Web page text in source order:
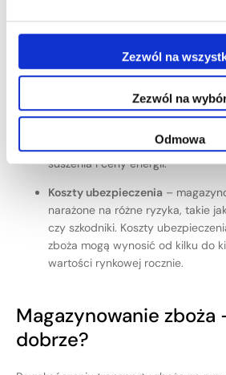
Zezwól na
Zezwól na
Odmowa
Koszty suszenia– w regionach o
konieczne może być suszenie
magazynowaniem, co generuje
do kilkudziesięciu złotych, w
suszenia i ceny energii.
Koszty ubezpieczenia –
narażone na różne ryzyka, takie
czy szkodniki. Koszty
zboża mogą wynosić od kilku do
wartości rynkowej rocznie.
Magazynowanie
dobrze?